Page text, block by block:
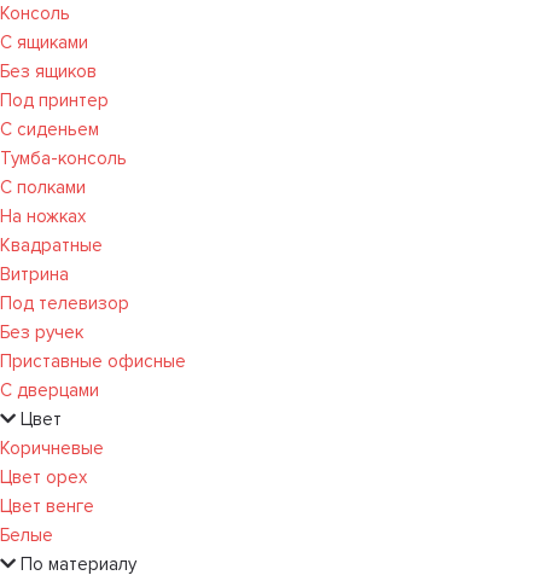
Консоль
С ящиками
Без ящиков
Под принтер
С сиденьем
Тумба-консоль
С полками
На ножках
Квадратные
Витрина
Под телевизор
Без ручек
Приставные офисные
С дверцами
Цвет
Коричневые
Цвет орех
Цвет венге
Белые
По материалу